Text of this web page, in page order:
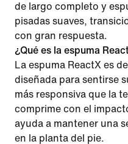
de largo completo y
pisadas suaves,
con gran respuesta.
¿Qué es la espuma
La espuma ReactX es
diseñada para sentirse
más responsiva que la
comprime con el
ayuda a mantener una
en la planta del pie.